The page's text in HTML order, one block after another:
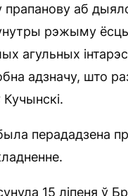
аб
рэжыму
агульных
адзначу, што
перададзена
15 ліпеня ў